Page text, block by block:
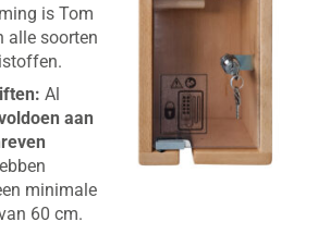
is Tom
alle soorten
Al
aan
minimale
60 cm.